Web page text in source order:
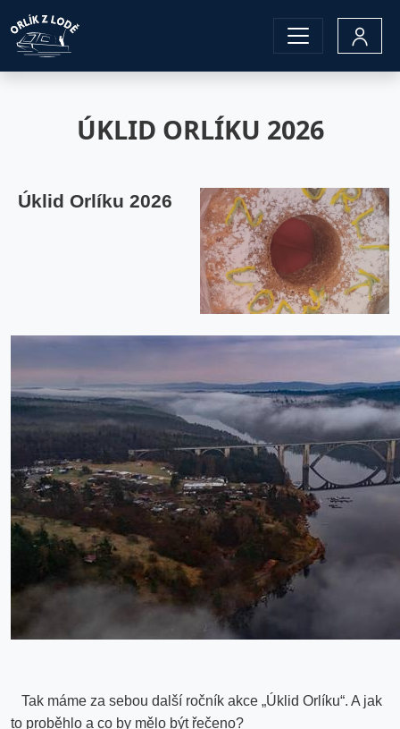
Přejít k hlavnímu obsahu
ÚKLID ORLÍKU 2026
Úklid Orlíku 2026
Tak máme za sebou další ročník akce „Úklid Orlíku“. A jak
to proběhlo a co by mělo být řečeno?